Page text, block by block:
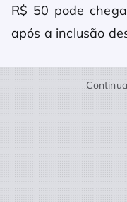
R$ 50 pode
após a inclusão